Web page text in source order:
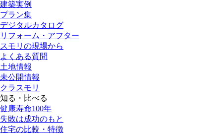
建築実例
プラン集
デジタルカタログ
リフォーム・アフター
スモリの現場から
よくある質問
土地情報
未公開情報
クラスモリ
知る・比べる
健康寿命100年
失敗は成功のもと
住宅の比較・特徴